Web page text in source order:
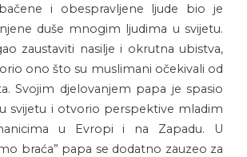
i obespravljene ljude bio je
duše mnogim ljudima u svijetu.
zaustaviti nasilje i okrutna ubistva,
ono što su muslimani očekivali od
Svojim djelovanjem papa je spasio
svijetu i otvorio perspektive mladim
u Evropi i na Zapadu. U
braća” papa se dodatno zauzeo za